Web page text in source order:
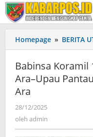
Lewati
ke
konten
Homepage » BERITA
Babinsa Koramil
Ara–Upau
Ara
28/12/2025
oleh admin